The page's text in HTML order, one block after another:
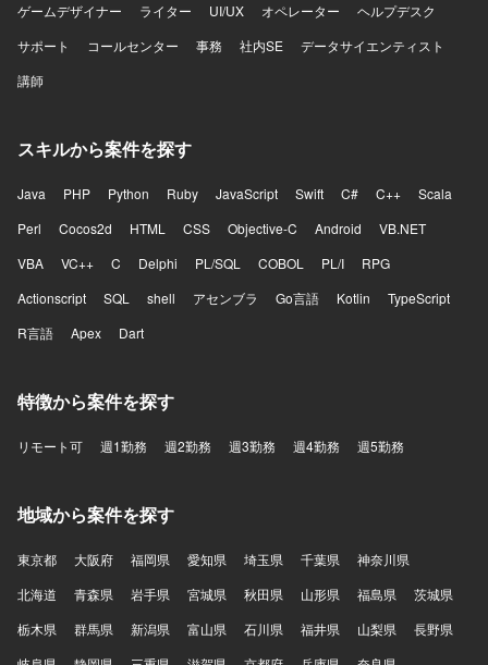
ゲームデザイナー
ライター UI/UX オペレーター
ヘルプデスク
サポート
コールセンター 事務 社内SE
データサイエンティスト
講師
スキルから案件を探す
Java PHP Python Ruby JavaScript Swift C# C++
Scala
Perl
Cocos2d HTML CSS Objective-C Android
VB.NET
VBA
VC++ C Delphi PL/SQL COBOL PL/I
RPG
Actionscript
SQL shell アセンブラ Go言語 Kotlin
TypeScript
R言語
Apex Dart
特徴から案件を探す
リモート可 週1勤務 週2勤務 週3勤務 週4勤務 週5勤務
地域から案件を探す
東京都 大阪府 福岡県 愛知県 埼玉県 千葉県
神奈川県
北海道
青森県 岩手県 宮城県 秋田県 山形県 福島県
茨城県
栃木県
群馬県 新潟県 富山県 石川県 福井県 山梨県
長野県